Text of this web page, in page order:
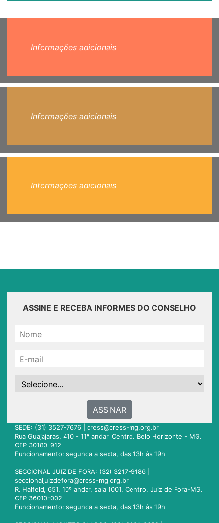
Informações adicionais
Informações adicionais
Informações adicionais
ASSINE E RECEBA INFORMES DO CONSELHO
ASSINAR
SEDE: (31) 3527-7676 | cress@cress-mg.org.br
Rua Guajajaras, 410 - 11º andar. Centro. Belo Horizonte - MG.
CEP 30180-912
Funcionamento: segunda a sexta, das 13h às 19h
SECCIONAL JUIZ DE FORA: (32) 3217-9186 |
seccionaljuizdefora@cress-mg.org.br
R. Halfeld, 651. 10º andar, sala 1001. Centro. Juiz de Fora-MG.
CEP 36010-002
Funcionamento: segunda a sexta, das 13h às 19h